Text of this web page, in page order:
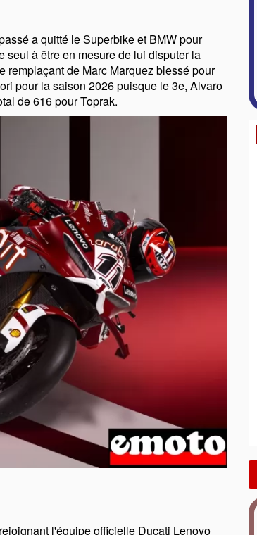
a quitté le Superbike et BMW pour
seul à être en mesure de lui disputer la
remplaçant de Marc Marquez blessé pour
pour la saison 2026 puisque le 3e, Alvaro
de 616 pour Toprak.
l'équipe officielle Ducati Lenovo